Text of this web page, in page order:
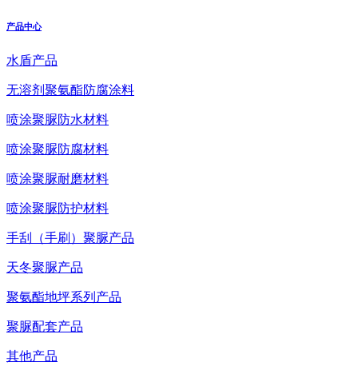
产品中心
水盾产品
无溶剂聚氨酯防腐涂料
喷涂聚脲防水材料
喷涂聚脲防腐材料
喷涂聚脲耐磨材料
喷涂聚脲防护材料
手刮（手刷）聚脲产品
天冬聚脲产品
聚氨酯地坪系列产品
聚脲配套产品
其他产品